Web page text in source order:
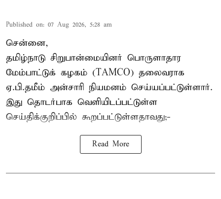
Published on: 07 Aug 2026, 5:28 am
சென்னை,
தமிழ்நாடு சிறுபான்மையினர் பொருளாதார
மேம்பாட்டுக் கழகம் (TAMCO) தலைவராக
ஏ.பி.தமீம் அன்சாரி நியமனம் செய்யப்பட்டுள்ளார்.
இது தொடர்பாக வெளியிடப்பட்டுள்ள
செய்திக்குறிப்பில் கூறப்பட்டுள்ளதாவது;-
Read More